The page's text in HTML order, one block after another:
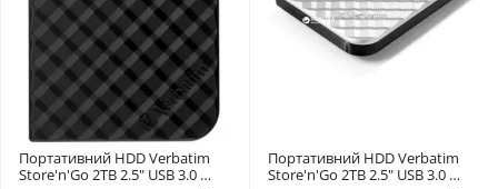
Портативний HDD Verbatim
Store'n'Go 2TB 2.5" USB 3.0
Портативний HDD Verbatim
Store'n'Go 2TB 2.5" USB 3.0